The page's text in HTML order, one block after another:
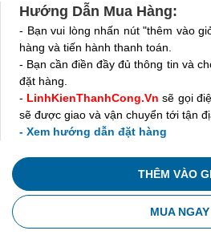
Hướng Dẫn Mua Hàng:
- Bạn vui lòng nhấn nút "thêm vào
hàng và tiến hành thanh toán.
- Bạn cần điền đầy đủ thông tin và
đặt hàng.
- LinhKienThanhCong.Vn sẽ gọi
sẽ được giao và vận chuyển tới tận
- Xem hướng dẫn đặt hàng
THÊM VÀO
MUA NGAY